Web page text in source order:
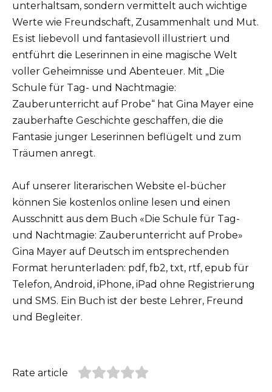
unterhaltsam, sondern vermittelt auch wichtige
Werte wie Freundschaft, Zusammenhalt und Mut.
Es ist liebevoll und fantasievoll illustriert und
entführt die Leserinnen in eine magische Welt
voller Geheimnisse und Abenteuer. Mit „Die
Schule für Tag- und Nachtmagie:
Zauberunterricht auf Probe“ hat Gina Mayer eine
zauberhafte Geschichte geschaffen, die die
Fantasie junger Leserinnen beflügelt und zum
Träumen anregt.
Auf unserer literarischen Website el-bücher
können Sie kostenlos online lesen und einen
Ausschnitt aus dem Buch «Die Schule für Tag-
und Nachtmagie: Zauberunterricht auf Probe»
Gina Mayer auf Deutsch im entsprechenden
Format herunterladen: pdf, fb2, txt, rtf, epub für
Telefon, Android, iPhone, iPad ohne Registrierung
und SMS. Ein Buch ist der beste Lehrer, Freund
und Begleiter.
Rate article